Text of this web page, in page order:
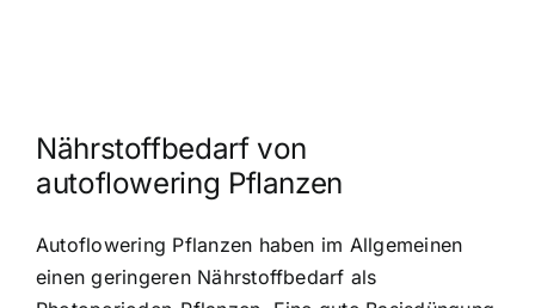
Nährstoffbedarf von
autoflowering Pflanzen
Autoflowering Pflanzen haben im Allgemeinen
einen geringeren Nährstoffbedarf als